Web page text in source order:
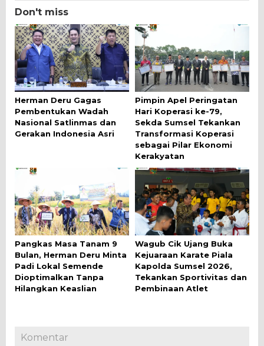
Don't miss
Herman Deru Gagas
Pembentukan Wadah
Nasional Satlinmas dan
Gerakan Indonesia Asri
Pimpin Apel Peringatan
Hari Koperasi ke-79,
Sekda Sumsel Tekankan
Transformasi Koperasi
sebagai Pilar Ekonomi
Kerakyatan
Pangkas Masa Tanam 9
Bulan, Herman Deru Minta
Padi Lokal Semende
Dioptimalkan Tanpa
Hilangkan Keaslian
Wagub Cik Ujang Buka
Kejuaraan Karate Piala
Kapolda Sumsel 2026,
Tekankan Sportivitas dan
Pembinaan Atlet
Komentar